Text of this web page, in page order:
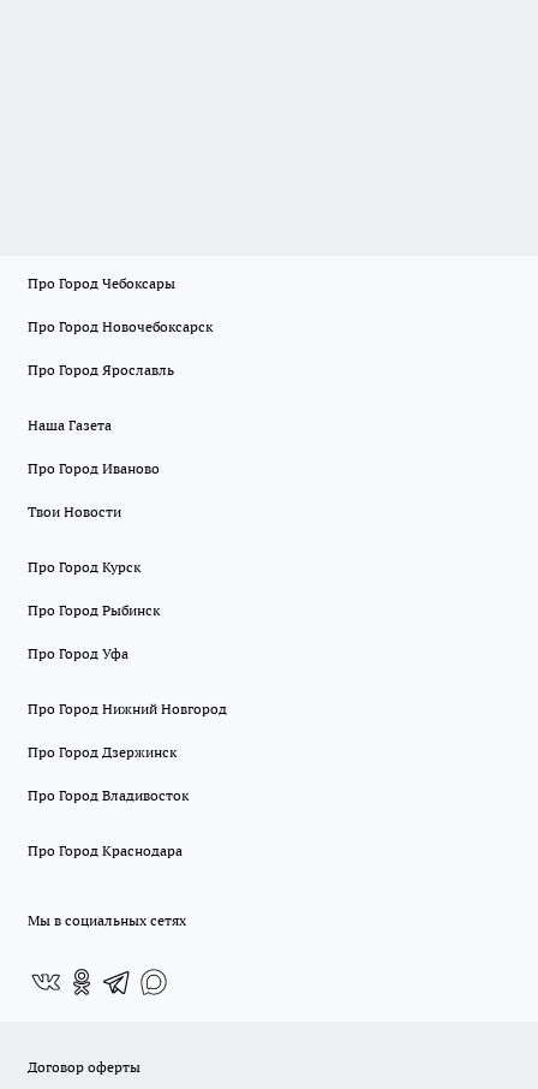
Про Город Чебоксары
Про Город Новочебоксарск
Про Город Ярославль
Наша Газета
Про Город Иваново
Твои Новости
Про Город Курск
Про Город Рыбинск
Про Город Уфа
Про Город Нижний Новгород
Про Город Дзержинск
Про Город Владивосток
Про Город Краснодара
Мы в социальных сетях
Договор оферты